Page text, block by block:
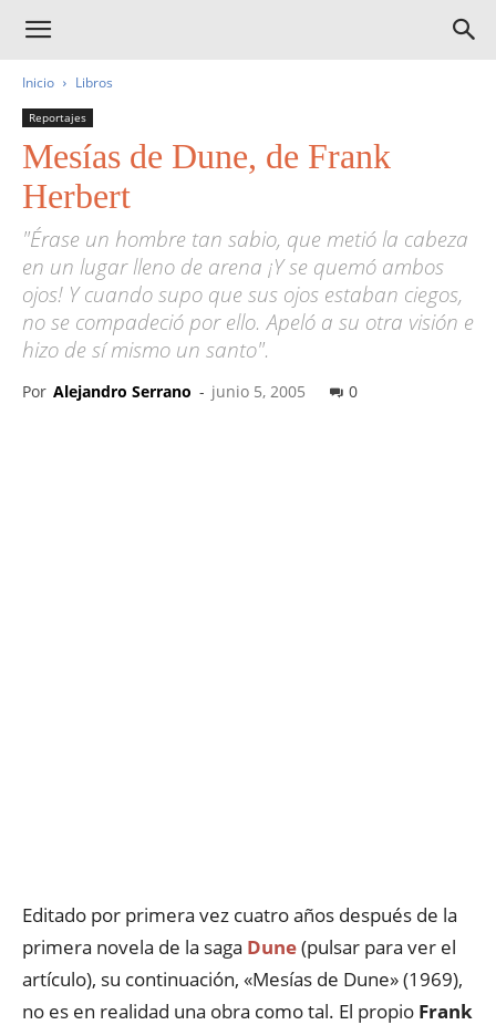
Inicio Libros
Reportajes
Mesías de Dune, de Frank
Herbert
"Érase un hombre tan sabio, que metió la cabeza
en un lugar lleno de arena ¡Y se quemó ambos
ojos! Y cuando supo que sus ojos estaban ciegos,
no se compadeció por ello. Apeló a su otra visión e
hizo de sí mismo un santo".
Por Alejandro Serrano - junio 5, 2005 0
Editado por primera vez cuatro años después de la
primera novela de la saga Dune(pulsar para ver el
artículo), su continuación, «Mesías de Dune» (1969),
no es en realidad una obra como tal. El propio Frank